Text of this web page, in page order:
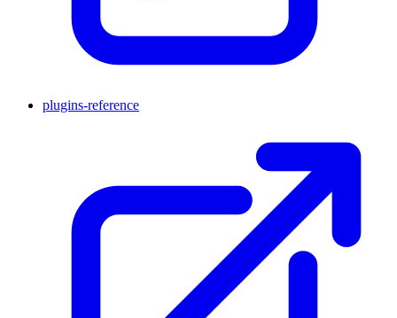
plugins-reference